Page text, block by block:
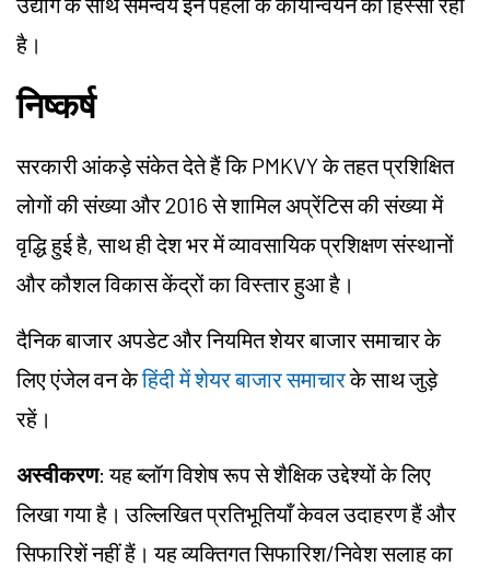
है।
निष्कर्ष
सरकारी आंकड़े संकेत देते हैं कि PMKVY के तहत प्रशिक्षित
लोगों की संख्या और 2016 से शामिल अप्रेंटिस की संख्या में
वृद्धि हुई है, साथ ही देश भर में व्यावसायिक प्रशिक्षण संस्थानों
और कौशल विकास केंद्रों का विस्तार हुआ है।
दैनिक बाजार अपडेट और नियमित शेयर बाजार समाचार के
लिए एंजेल वन केहिंदी में शेयर बाजार समाचारके साथ जुड़े
रहें।
अस्वीकरण: यह ब्लॉग विशेष रूप से शैक्षिक उद्देश्यों के लिए
लिखा गया है। उल्लिखित प्रतिभूतियाँ केवल उदाहरण हैं और
सिफारिशें नहीं हैं। यह व्यक्तिगत सिफारिश/निवेश सलाह का